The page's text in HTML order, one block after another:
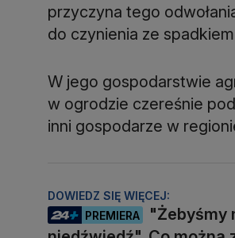
przyczyna tego
do czynienia ze
W jego gospodarstwie
w ogrodzie czereśnie
inni gospodarze w
DOWIEDZ SIĘ WIĘCEJ:
PREMIERA
"Żebyśmy